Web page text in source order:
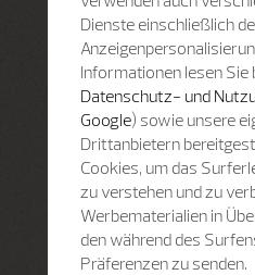
Dienste einschließlich
Informationen lesen Sie
Datenschutz- und
Google) sowie unsere
Drittanbietern
Cookies, um das
zu verstehen und zu
Werbematerialien in
den während des
Präferenzen zu senden.